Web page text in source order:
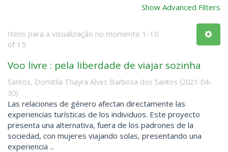
Show Advanced Filters
Itens para a visualização no momento 1-10
of 15
Voo livre : pela liberdade de viajar sozinha
Santos, Domitila Thayra Alves Barbosa dos Santos (2021-04-
30)
Las relaciones de género afectan directamente las
experiencias turísticas de los individuos. Este proyecto
presenta una alternativa, fuera de los padrones de la
sociedad, con mujeres viajando solas, presentando una
experiencia ...